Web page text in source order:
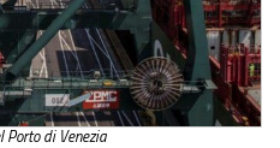
Porto di Venezia